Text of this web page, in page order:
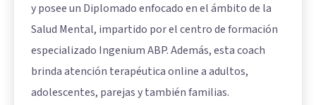
y posee un Diplomado enfocado en el ámbito de la
Salud Mental, impartido por el centro de formación
especializado Ingenium ABP. Además, esta coach
brinda atención terapéutica online a adultos,
adolescentes, parejas y también familias.